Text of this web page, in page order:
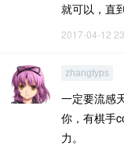
就可以，直
2017-04-12
zhangtyps
一定要流感
你，有棋手
力。